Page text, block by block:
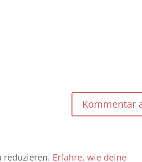
reduzieren. Erfahre, wie deine